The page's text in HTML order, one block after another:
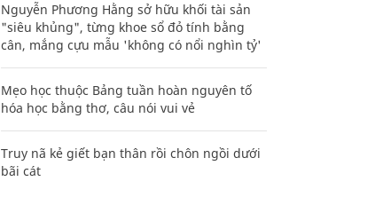
Nguyễn Phương Hằng sở hữu khối tài sản
"siêu khủng", từng khoe sổ đỏ tính bằng
cân, mắng cựu mẫu 'không có nổi nghìn tỷ'
Mẹo học thuộc Bảng tuần hoàn nguyên tố
hóa học bằng thơ, câu nói vui vẻ
Truy nã kẻ giết bạn thân rồi chôn ngồi dưới
bãi cát